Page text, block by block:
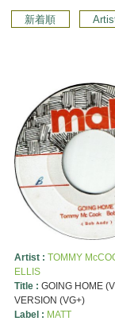
新着順
Artist : TOMMY
ELLIS
Title : GOING HOME
VERSION (VG+)
Label : MATT